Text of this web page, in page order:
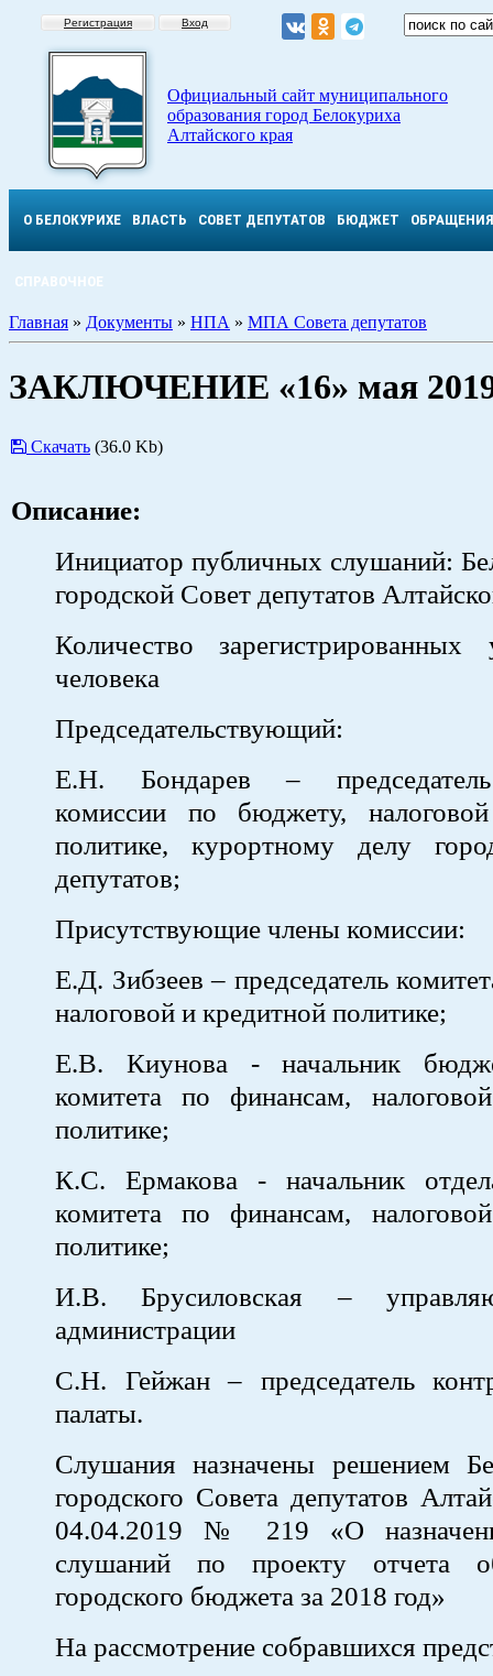
Регистрация Вход
Официальный сайт муниципального
образования город Белокуриха
Алтайского края
О БЕЛОКУРИХЕ ВЛАСТЬ СОВЕТ ДЕПУТАТОВ БЮДЖЕТ ОБРАЩЕНИЯ
СПРАВОЧНОЕ
Главная » Документы » НПА » МПА Совета депутатов
ЗАКЛЮЧЕНИЕ «16» мая 2019
Скачать (36.0 Kb)
Описание:
Инициатор публичных слушаний:
городской Совет депутатов
Количество зарегистрированных
человека
Председательствующий:
Е.Н. Бондарев – председатель
комиссии по бюджету,
политике, курортному делу
депутатов;
Присутствующие члены комиссии:
Е.Д. Зибзеев – председатель
налоговой и кредитной политике;
Е.В. Киунова - начальник
комитета по финансам,
политике;
К.С. Ермакова - начальник
комитета по финансам,
политике;
И.В. Брусиловская –
администрации
С.Н. Гейжан – председатель
палаты.
Слушания назначены решением
городского Совета депутатов
04.04.2019 № 219 «О
слушаний по проекту отчета
городского бюджета за 2018 год»
На рассмотрение собравшихся